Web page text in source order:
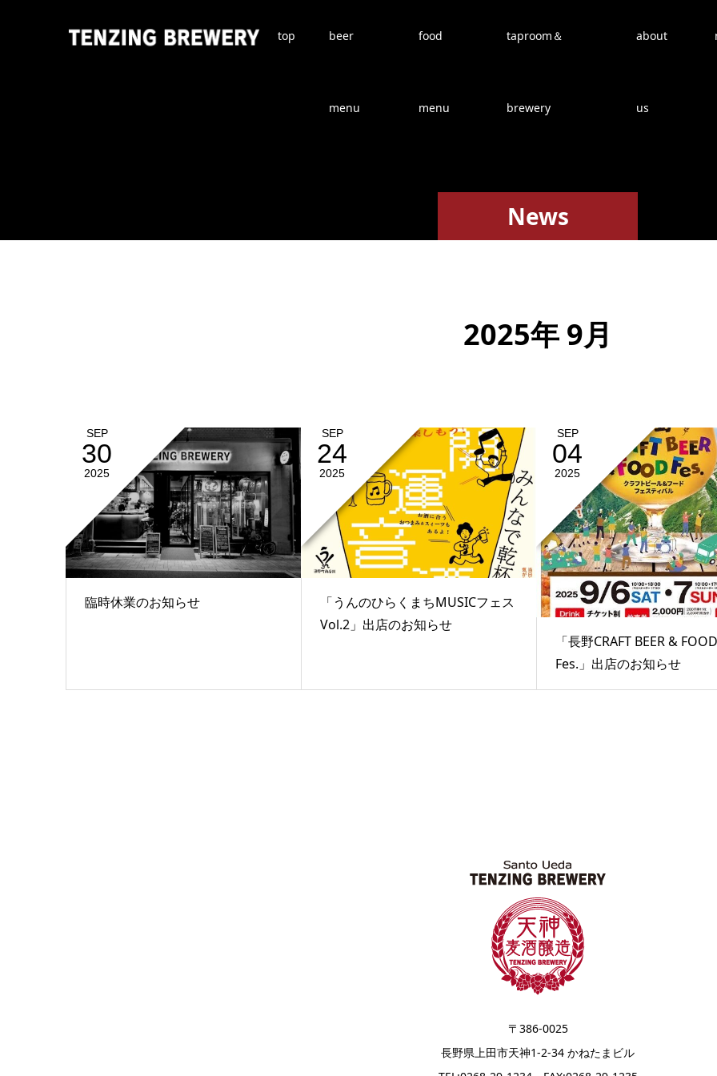
top beer
menu
food
menu
taproom＆
brewery
about
us
News
2025年 9月
SEP
30
2025
臨時休業のお知らせ
SEP
24
2025
「うんのひらくまちMUSICフェス
Vol.2」出店のお知らせ
SEP
04
2025
「長野CRAFT BEER & FOOD
Fes.」出店のお知らせ
〒386-0025
長野県上田市天神1-2-34 かねたまビル